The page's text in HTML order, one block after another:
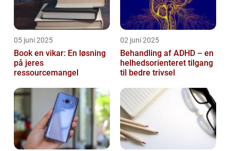
05 juni 2025
Book en vikar: En løsning
på jeres
ressourcemangel
02 juni 2025
Behandling af ADHD – en
helhedsorienteret tilgang
til bedre trivsel